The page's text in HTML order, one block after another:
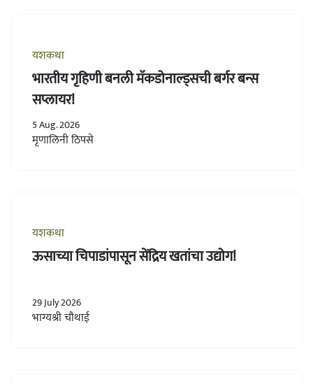
यशकथा
भारतीय गृहिणी बनली मॅकडोनाल्ड्सची बर्गर बन्स
सप्लायर!
5 Aug. 2026
मृणालिनी ठिपसे
यशकथा
ऊसाच्या चिपाडांपासून सेंद्रिय खतांचा उद्योग!
29 July 2026
भाग्यश्री चौथाई